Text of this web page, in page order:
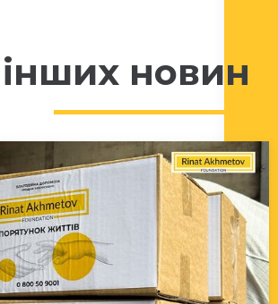
новин